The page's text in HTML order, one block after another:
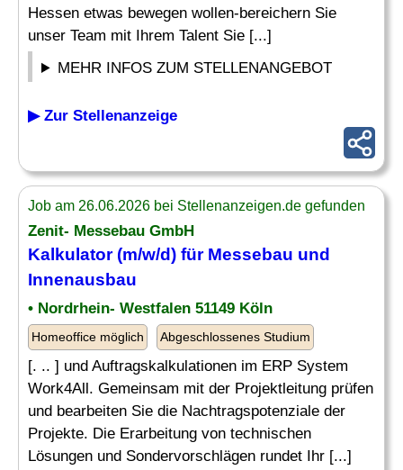
Hessen etwas bewegen wollen-bereichern Sie
unser Team mit Ihrem Talent Sie [...]
MEHR INFOS ZUM STELLENANGEBOT
▶ Zur Stellenanzeige
Job am 26.06.2026 bei Stellenanzeigen.de gefunden
Zenit- Messebau GmbH
Kalkulator (m/w/d) für Messebau und
Innenausbau
• Nordrhein- Westfalen 51149 Köln
Homeoffice möglich Abgeschlossenes Studium
[. .. ] und Auftragskalkulationen im ERP System
Work4All. Gemeinsam mit der Projektleitung prüfen
und bearbeiten Sie die Nachtragspotenziale der
Projekte. Die Erarbeitung von technischen
Lösungen und Sondervorschlägen rundet Ihr [...]